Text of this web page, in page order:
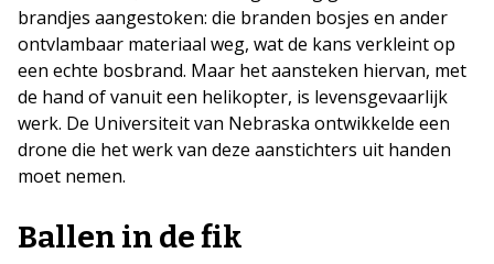
brandjes aangestoken: die branden bosjes en ander
ontvlambaar materiaal weg, wat de kans verkleint op
een echte bosbrand. Maar het aansteken hiervan, met
de hand of vanuit een helikopter, is levensgevaarlijk
werk. De Universiteit van Nebraska ontwikkelde een
drone die het werk van deze aanstichters uit handen
moet nemen.
Ballen in de fik